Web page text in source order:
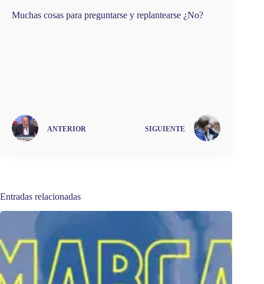
Muchas cosas para preguntarse y replantearse ¿No?
ANTERIOR SIGUIENTE
Entradas relacionadas